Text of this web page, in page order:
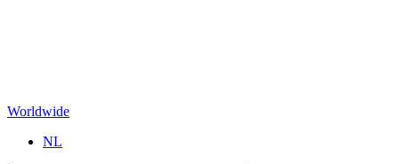
Worldwide
NL